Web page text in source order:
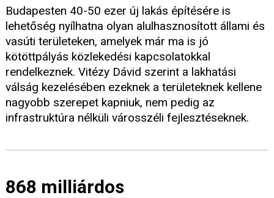
Budapesten 40-50 ezer új lakás építésére is
lehetőség nyílhatna olyan alulhasznosított állami és
vasúti területeken, amelyek már ma is jó
kötöttpályás közlekedési kapcsolatokkal
rendelkeznek. Vitézy Dávid szerint a lakhatási
válság kezelésében ezeknek a területeknek kellene
nagyobb szerepet kapniuk, nem pedig az
infrastruktúra nélküli városszéli fejlesztéseknek.
868 milliárdos